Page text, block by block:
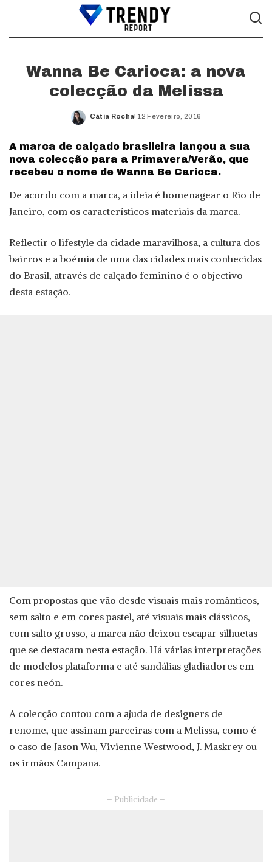
Wanna Be Carioca: a nova
colecção da Melissa
Posted
Cátia Rocha 12 Fevereiro, 2016
A marca de calçado brasileira lançou a sua
nova colecção para a Primavera/Verão, que
recebeu o nome de Wanna Be Carioca.
De acordo com a marca, a ideia é homenagear o Rio de
Janeiro, com os característicos materiais da marca.
Reflectir o lifestyle da cidade maravilhosa, a cultura dos
bairros e a boémia de uma das cidades mais conhecidas
do Brasil, através de calçado feminino é o objectivo
desta estação.
Com propostas que vão desde visuais mais românticos,
sem salto e em cores pastel, até visuais mais clássicos,
com salto grosso, a marca não deixou escapar silhuetas
que se destacam nesta estação. Há várias interpretações
de modelos plataforma e até sandálias gladiadores em
cores neón.
A colecção contou com a ajuda de designers de
renome, que assinam parceiras com a Melissa, como é
o caso de Jason Wu, Vivienne Westwood, J. Maskrey ou
os irmãos Campana.
– Publicidade –